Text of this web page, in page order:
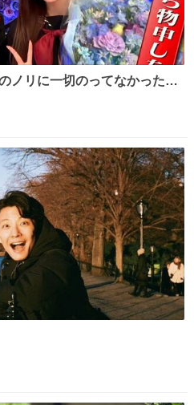
ノリに一切のってなかった1
頭角を現しはじめてて大好き